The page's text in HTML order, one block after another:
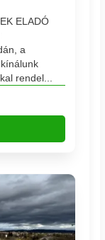
ELADÓ
a
rendel...